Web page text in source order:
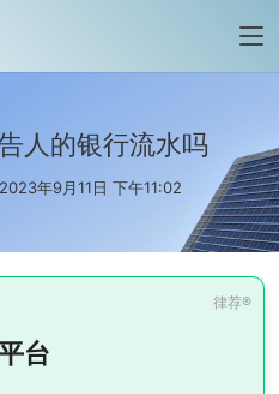
人的银行流水吗
2023年9月11日 下午11:02
台